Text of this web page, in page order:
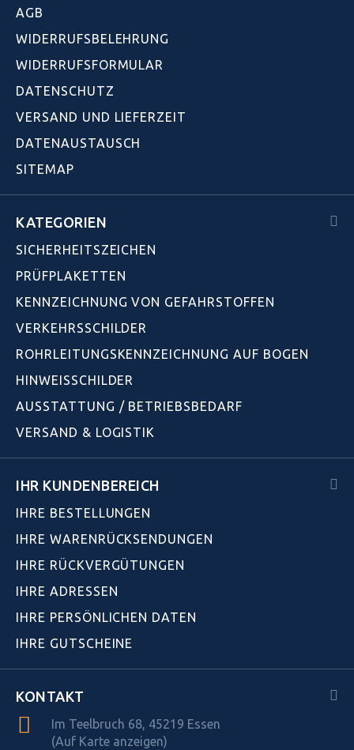
AGB
WIDERRUFSBELEHRUNG
WIDERRUFSFORMULAR
DATENSCHUTZ
VERSAND UND LIEFERZEIT
DATENAUSTAUSCH
SITEMAP
KATEGORIEN
SICHERHEITSZEICHEN
PRÜFPLAKETTEN
KENNZEICHNUNG VON GEFAHRSTOFFEN
VERKEHRSSCHILDER
ROHRLEITUNGSKENNZEICHNUNG AUF BOGEN
HINWEISSCHILDER
AUSSTATTUNG / BETRIEBSBEDARF
VERSAND & LOGISTIK
IHR KUNDENBEREICH
IHRE BESTELLUNGEN
IHRE WARENRÜCKSENDUNGEN
IHRE RÜCKVERGÜTUNGEN
IHRE ADRESSEN
IHRE PERSÖNLICHEN DATEN
IHRE GUTSCHEINE
KONTAKT
Im Teelbruch 68, 45219 Essen
(Auf Karte anzeigen)